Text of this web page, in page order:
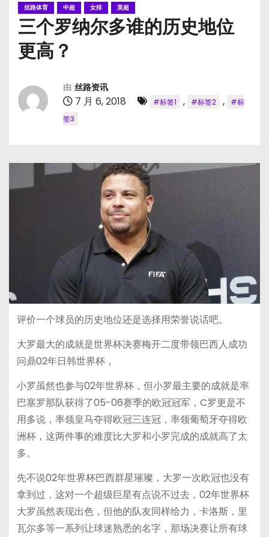
丝路体育 中超 女排 英超
三个罗纳尔多谁的历史地位
更高？
由 丝路资讯
7 月 6, 2018 #标签1 , #标签2 ,
#标
签3
评价一个球员的历史地位还是选择用荣誉说话吧。
大罗最大的成就是世界杯决赛梅开二度带领巴西人成功
问鼎02年日韩世界杯，
小罗虽然也参与02年世界杯，但小罗最主要的成就是率
巴塞罗那队获得了05-06赛季的欧冠冠军，C罗更是不
用多说，率领皇马夺得欧冠三连冠，率领葡萄牙夺得欧
洲杯，这两件事的难度比大罗和小罗完成的成就高了太
多。
先不说02年世界杯巴西群星璀璨，大罗一次欧冠也没有
拿到过，这对一个超级巨星有点说不过去，02年世界杯
大罗虽然表现出色，但他的队友同样给力，卡洛斯，里
瓦尔多等一系列让球迷熟悉的名字，那场决赛让所有球